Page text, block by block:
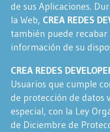
de sus Aplicaciones.
la Web, CREA REDES
también puede recabar
información de su
CREA REDES
Usuarios que cumple
de protección de datos
especial, con la Ley
de Diciembre de